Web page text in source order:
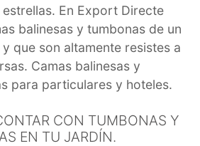
En Export Directe
balinesas y tumbonas de un
que son altamente resistes a
Camas balinesas y
para particulares y hoteles.
CON TUMBONAS Y
EN TU JARDÍN.